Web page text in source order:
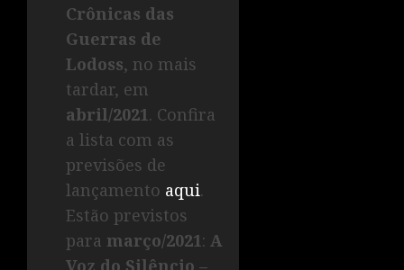
Crônicas das
Guerras de
Lodoss, no mais
tardar, em
abril/2021. Confira
a lista com as
previsões de
lançamento aqui.
Estão previstos
para março/2021: A
Voz do Silêncio –